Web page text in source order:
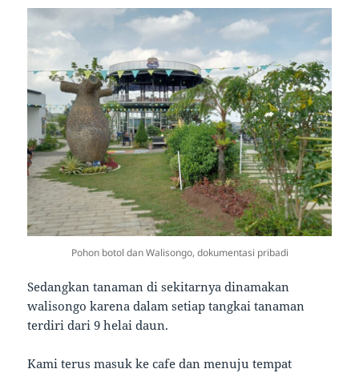
Pohon botol dan Walisongo, dokumentasi pribadi
Sedangkan tanaman di sekitarnya dinamakan
walisongo karena dalam setiap tangkai tanaman
terdiri dari 9 helai daun.
Kami terus masuk ke cafe dan menuju tempat